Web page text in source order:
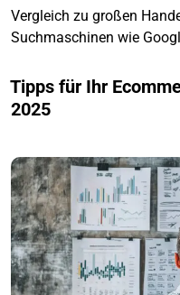
Vergleich zu großen
Suchmaschinen wie
Tipps für Ihr
2025